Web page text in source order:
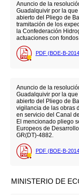
Anuncio de la
Guadalquivir por la
abierto del Pliego de
tramitación de los
la Confederación
actuaciones con
PDF (BOE-B-
Anuncio de la
Guadalquivir por la
abierto del Pliego de
vigilancia de las obras
en servicio del Canal
El mencionado pliego
Europeos de
GR(DT)-4882.
PDF (BOE-B-
MINISTERIO DE